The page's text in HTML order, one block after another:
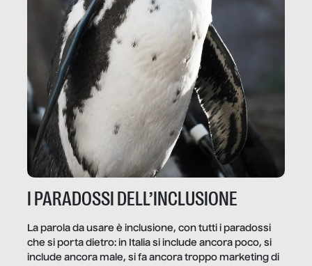
I PARADOSSI DELL’INCLUSIONE
La parola da usare è inclusione, con tutti i paradossi
che si porta dietro: in Italia si include ancora poco, si
include ancora male, si fa ancora troppo marketing di